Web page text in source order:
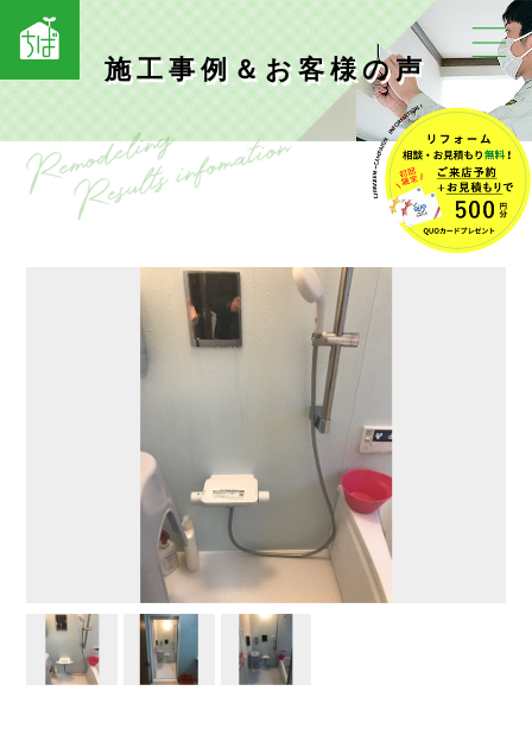
施工事例＆お客様の声